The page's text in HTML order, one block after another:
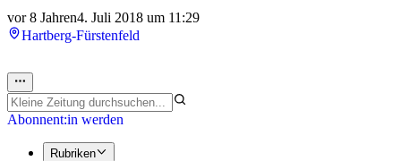
vor 8 Jahren4. Juli 2018 um 11:29
Hartberg-Fürstenfeld
Abonnent:in werden
Rubriken